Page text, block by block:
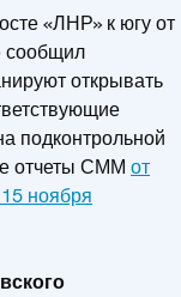
«ЛНР» к югу от
сообщил
открывать
подконтрольной
отчеты СММ от
ноября